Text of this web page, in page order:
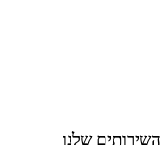
השירותים שלנו